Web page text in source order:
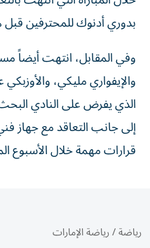
بدوري أدنوك للمحترفين قبل
وفي المقابل، انتهت أيضاً
والإيفواري مليكي،
الذي يفرض على النادي
إلى جانب التعاقد مع جهاز
قرارات مهمة خلال الأسبوع
رياضة/رياضة الإمارات